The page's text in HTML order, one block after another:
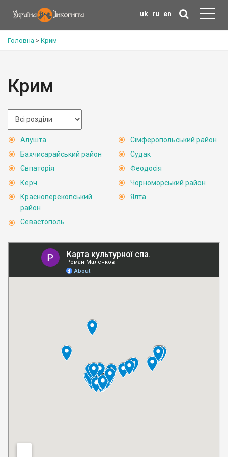
uk ru en
Головна > Крим
Крим
Алушта
Бахчисарайський район
Євпаторія
Керч
Красноперекопський
район
Севастополь
Сімферопольський район
Судак
Феодосія
Чорноморський район
Ялта